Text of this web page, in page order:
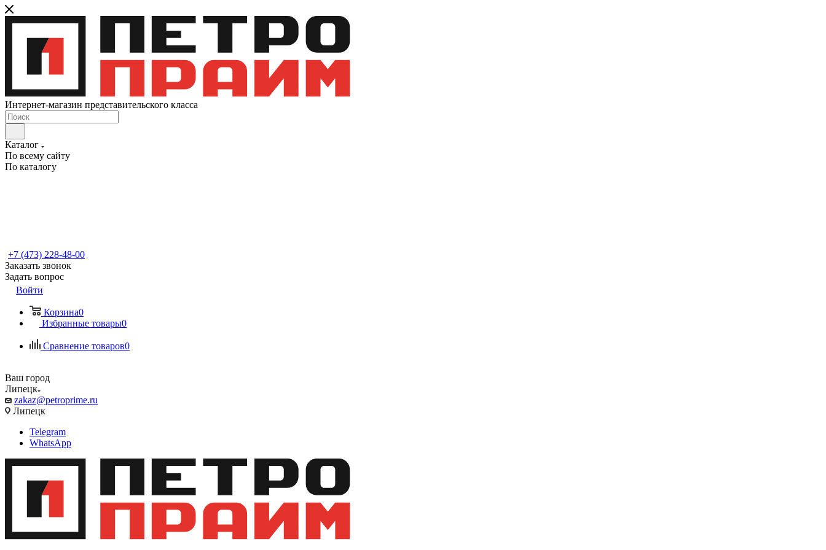
Интернет-магазин представительского класса
Каталог
По всему сайту
По каталогу
+7 (473) 228-48-00
Заказать звонок
Задать вопрос
Войти
Корзина0
Избранные товары0
Сравнение товаров0
Ваш город
Липецк
zakaz@petroprime.ru
Липецк
Telegram
WhatsApp